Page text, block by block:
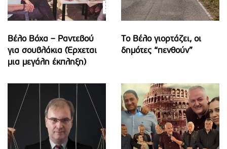
Βέλο Βόχα – Ραντεβού
για σουβλάκια (Έρχεται
μια μεγάλη έκπληξη)
Το Βέλο γιορτάζει, οι
δημότες “πενθούν”